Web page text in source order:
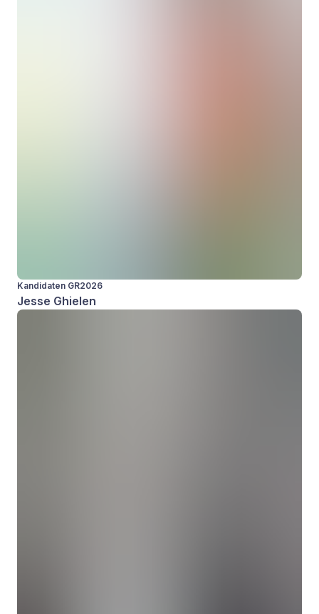
Kandidaten GR2026
Jesse Ghielen